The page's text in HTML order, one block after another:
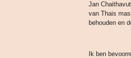
Jan
van Thais
behouden en
Ik ben